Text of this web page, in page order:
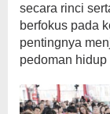
secara rinci
berfokus pada
pentingnya
pedoman hidup